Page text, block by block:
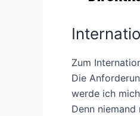
Zum
Die
werde ich
Denn